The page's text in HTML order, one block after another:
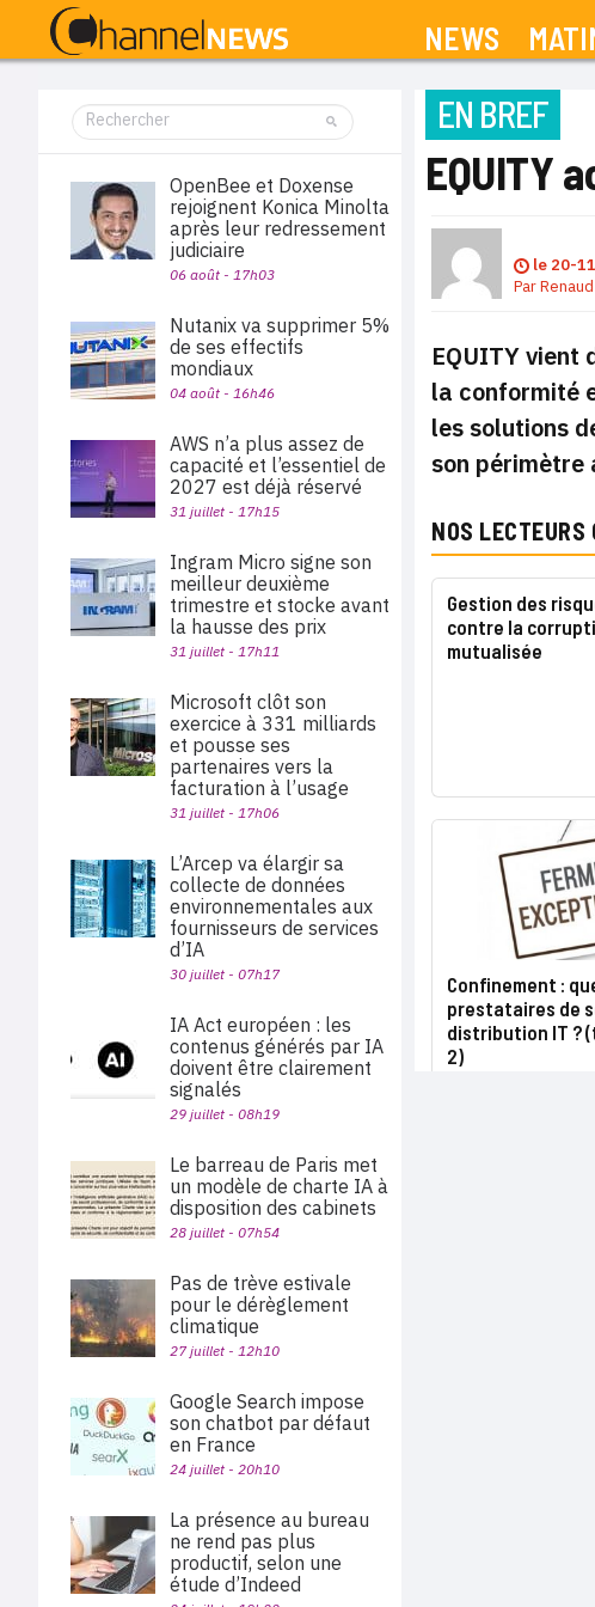
NEWS
EN BREF
EQUITY
le 20-
Par
EQUITY vient
la conformité
les solutions
son périmètre
NOS
Gestion des
contre la
mutualisée
Confinement :
prestataires de
distribution IT ?
2)
OpenBee et Doxense
rejoignent Konica Minolta
après leur redressement
judiciaire
06 août - 17h03
Nutanix va supprimer 5%
de ses effectifs
mondiaux
04 août - 16h46
AWS n’a plus assez de
capacité et l’essentiel de
2027 est déjà réservé
31 juillet - 17h15
Ingram Micro signe son
meilleur deuxième
trimestre et stocke avant
la hausse des prix
31 juillet - 17h11
Microsoft clôt son
exercice à 331 milliards
et pousse ses
partenaires vers la
facturation à l’usage
31 juillet - 17h06
L’Arcep va élargir sa
collecte de données
environnementales aux
fournisseurs de services
d’IA
30 juillet - 07h17
IA Act européen : les
contenus générés par IA
doivent être clairement
signalés
29 juillet - 08h19
Le barreau de Paris met
un modèle de charte IA à
disposition des cabinets
28 juillet - 07h54
Pas de trève estivale
pour le dérèglement
climatique
27 juillet - 12h10
Google Search impose
son chatbot par défaut
en France
24 juillet - 20h10
La présence au bureau
ne rend pas plus
productif, selon une
étude d’Indeed